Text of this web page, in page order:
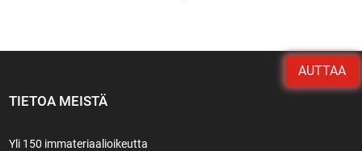
AUTTAA
TIETOA MEISTÄ
Yli 150 immateriaalioikeutta